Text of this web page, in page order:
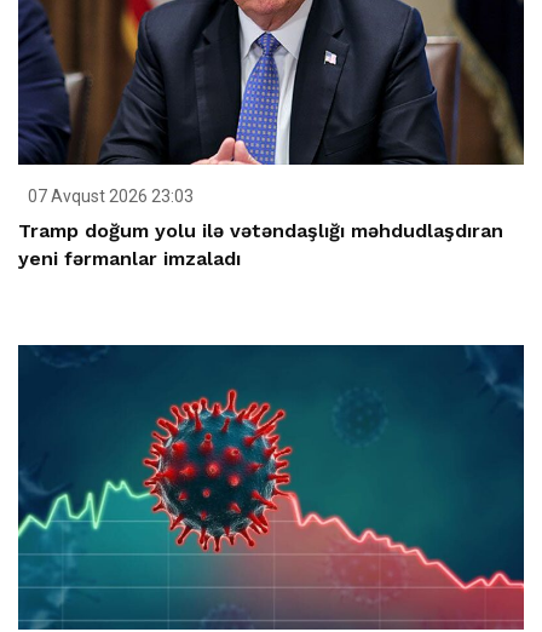
07 Avqust 2026 23:03
Tramp doğum yolu ilə vətəndaşlığı məhdudlaşdıran
yeni fərmanlar imzaladı